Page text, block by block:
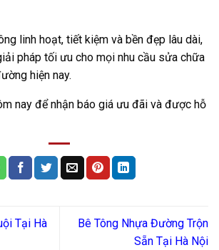
linh hoạt, tiết kiệm và bền đẹp lâu dài,
pháp tối ưu cho mọi nhu cầu sửa chữa
hiện nay.
nay để nhận báo giá ưu đãi và được hỗ
Tại Hà
Bê Tông Nhựa Đường Trộn
Sẵn Tại Hà Nội